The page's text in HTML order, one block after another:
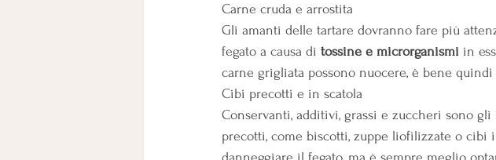
Carne cruda e arrostita
Gli amanti delle tartare dovranno fare più
fegato a causa di tossine e microrganismi in
carne grigliata possono nuocere, è bene
Cibi precotti e in scatola
Conservanti, additivi, grassi e zuccheri sono
precotti, come biscotti, zuppe liofilizzate o cibi